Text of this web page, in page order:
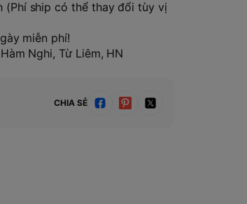
(Phí ship có thể thay đổi tùy vị
miễn phí!
Nghi, Từ Liêm, HN
CHIA SẺ